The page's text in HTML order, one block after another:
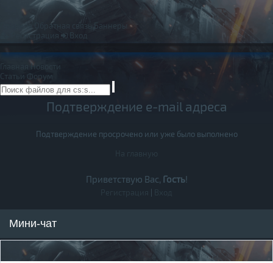
Обратная связь
Баннеры
Регистрация
Вход
Главная
Новости
Статьи Форум
Подтверждение e-mail адреса
Подтверждение просрочено или уже было выполнено
Приветствую Вас, Гость!
Мини-чат